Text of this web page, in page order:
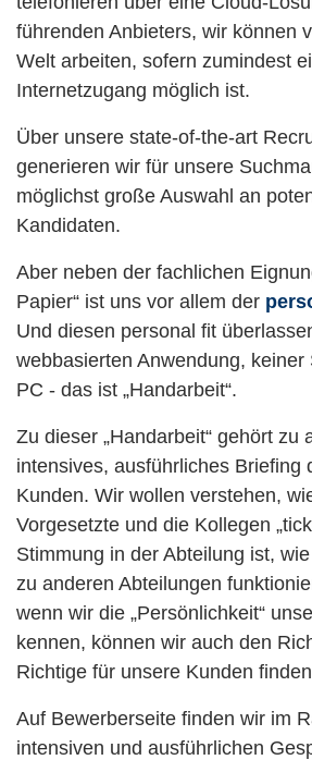
führenden Anbieters, wir können
Welt arbeiten, sofern zumindest
Internetzugang möglich ist.
Über unsere state-of-the-art
generieren wir für unsere
möglichst große Auswahl an
Kandidaten.
Aber neben der fachlichen
Papier“ ist uns vor allem der
Und diesen personal fit
webbasierten Anwendung, keiner
PC - das ist „Handarbeit“.
Zu dieser „Handarbeit“ gehört zu
intensives, ausführliches Briefing
Kunden. Wir wollen verstehen,
Vorgesetzte und die Kollegen
Stimmung in der Abteilung ist,
zu anderen Abteilungen
wenn wir die „Persönlichkeit“
kennen, können wir auch den
Richtige für unsere Kunden
Auf Bewerberseite finden wir im
intensiven und ausführlichen